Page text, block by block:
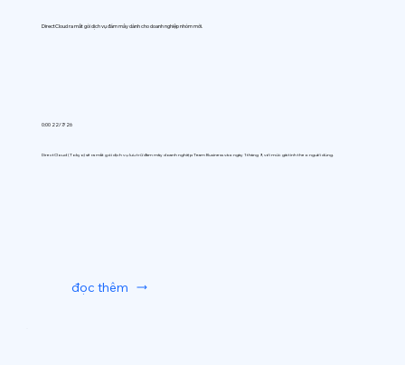
DirectCloud ra mắt gói dịch vụ đám mây dành cho doanh nghiệp nhóm mới.
0:00 22/7/26
DirectCloud (Tokyo) sẽ ra mắt gói dịch vụ lưu trữ đám mây doanh nghiệp Team Business vào ngày 1 tháng 9, với mức giá tính theo người dùng.
đọc thêm